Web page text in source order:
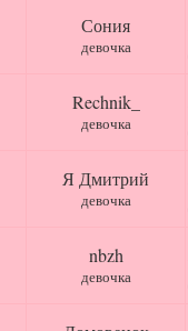
Сония
девочка
Rechnik_
девочка
Я Дмитрий
девочка
nbzh
девочка